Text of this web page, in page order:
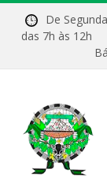
De
das 7h às 12h